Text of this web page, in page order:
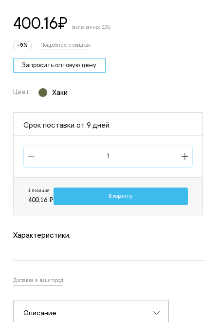
400.16₽ (включая ндс 22%)
-5% Подробнее о скидках
Запросить оптовую цену
Цвет: Хаки
Срок поставки от 9 дней
1 позиция
400,16 ₽
В корзину
Характеристики:
Доставка в ваш город
Описание